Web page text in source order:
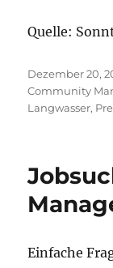
Quelle:
Veröffentlicht
am
Dezember 20,
Community
Langwasser,
Einfache